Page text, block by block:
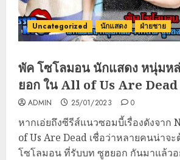
Uncategorized นักแสดง ฝ่ายชาย
พัค โซโลมอน นักแสดง หนุ่มห
ยอก ใน All of Us Are Dead
ADMIN 25/01/2023 0
หากเอ่ยถึงซีรีส์แนวซอมบี้เรื่องดังจาก
of Us Are Dead เชื่อว่าหลายคนน่าจ
โซโลมอน ที่รับบท ซูฮยอก กันมาแล้ว